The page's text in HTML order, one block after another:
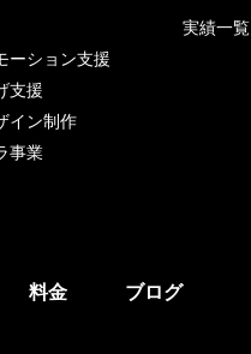
ーション支援
支援
イン制作
事業
実績一覧
料金 ブログ